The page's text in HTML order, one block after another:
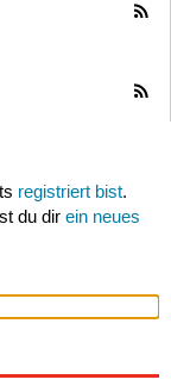
registriert bist.
du dir ein neues